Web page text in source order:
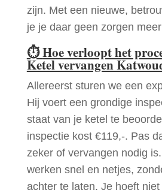
zijn. Met een nieuwe,
je je daar geen zorgen
⏱Hoe verloopt het
Ketel vervangen
Allereerst sturen we een
Hij voert een grondige
staat van je ketel te
inspectie kost €119,-. Pas
zeker of vervangen nodig
werken snel en netjes,
achter te laten. Je hoeft